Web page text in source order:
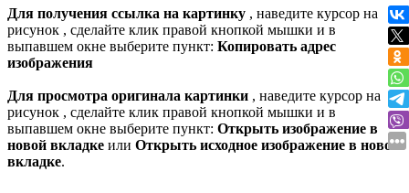
Для получения ссылка на картинку , наведите курсор на
рисунок , сделайте клик правой кнопкой мышки и в
выпавшем окне выберите пункт: Копировать адрес
изображения
Для просмотра оригинала картинки , наведите курсор на
рисунок , сделайте клик правой кнопкой мышки и в
выпавшем окне выберите пункт: Открыть изображение в
новой вкладке или Открыть исходное изображение в новой
вкладке.